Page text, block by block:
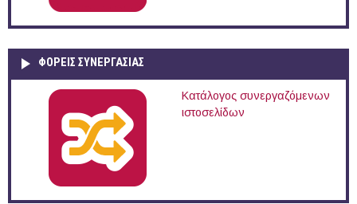
ΦΟΡΕΙΣ ΣΥΝΕΡΓΑΣΙΑΣ
Κατάλογος συνεργαζόμενων
ιστοσελίδων